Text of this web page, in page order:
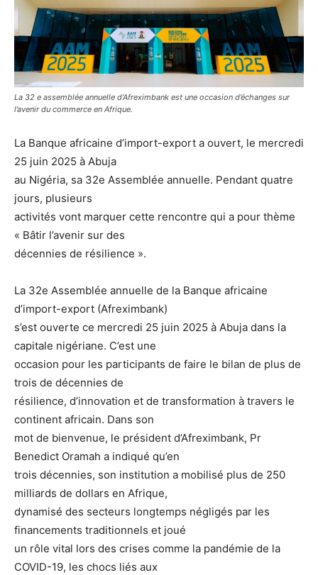
La 32 e assemblée annuelle d’Afreximbank est une occasion d’échanges sur
l’avenir du commerce en Afrique.
La Banque africaine d’import-export a ouvert, le mercredi
25 juin 2025 à Abuja
au Nigéria, sa 32e Assemblée annuelle. Pendant quatre
jours, plusieurs
activités vont marquer cette rencontre qui a pour thème
« Bâtir l’avenir sur des
décennies de résilience ».
La 32e Assemblée annuelle de la Banque africaine
d’import-export (Afreximbank)
s’est ouverte ce mercredi 25 juin 2025 à Abuja dans la
capitale nigériane. C’est une
occasion pour les participants de faire le bilan de plus de
trois de décennies de
résilience, d’innovation et de transformation à travers le
continent africain. Dans son
mot de bienvenue, le président d’Afreximbank, Pr
Benedict Oramah a indiqué qu’en
trois décennies, son institution a mobilisé plus de 250
milliards de dollars en Afrique,
dynamisé des secteurs longtemps négligés par les
financements traditionnels et joué
un rôle vital lors des crises comme la pandémie de la
COVID-19, les chocs liés aux